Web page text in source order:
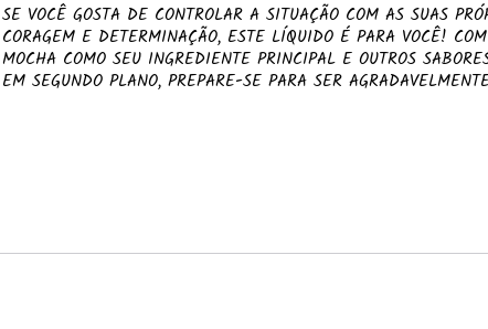
SE VOCÊ GOSTA DE CONTROLAR A SITUAÇÃO COM AS SUAS
CORAGEM E DETERMINAÇÃO, ESTE LÍQUIDO É PARA VOCÊ!
MOCHA COMO SEU INGREDIENTE PRINCIPAL E OUTROS
EM SEGUNDO PLANO, PREPARE-SE PARA SER